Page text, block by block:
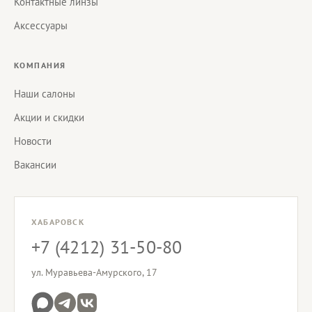
Аксессуары
КОМПАНИЯ
Наши салоны
Акции и скидки
Новости
Вакансии
ХАБАРОВСК
+7 (4212) 31-50-80
ул. Муравьева-Амурского, 17